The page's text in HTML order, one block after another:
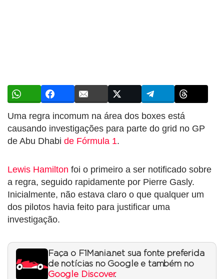
Uma regra incomum na área dos boxes está
causando investigações para parte do grid no GP
de Abu Dhabi de Fórmula 1.
Lewis Hamilton foi o primeiro a ser notificado sobre
a regra, seguido rapidamente por Pierre Gasly.
Inicialmente, não estava claro o que qualquer um
dos pilotos havia feito para justificar uma
investigação.
Faça o F1Mania.net sua fonte preferida
de notícias no Google e também no
Google Discover.